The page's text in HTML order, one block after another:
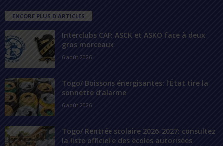
ENCORE PLUS D'ARTICLES
Interclubs CAF: ASCK et ASKO face à deux
gros morceaux
6 août 2026
Togo/ Boissons énergisantes: l’État tire la
sonnette d’alarme
6 août 2026
Togo/ Rentrée scolaire 2026-2027: consultez
la liste officielle des écoles autorisées